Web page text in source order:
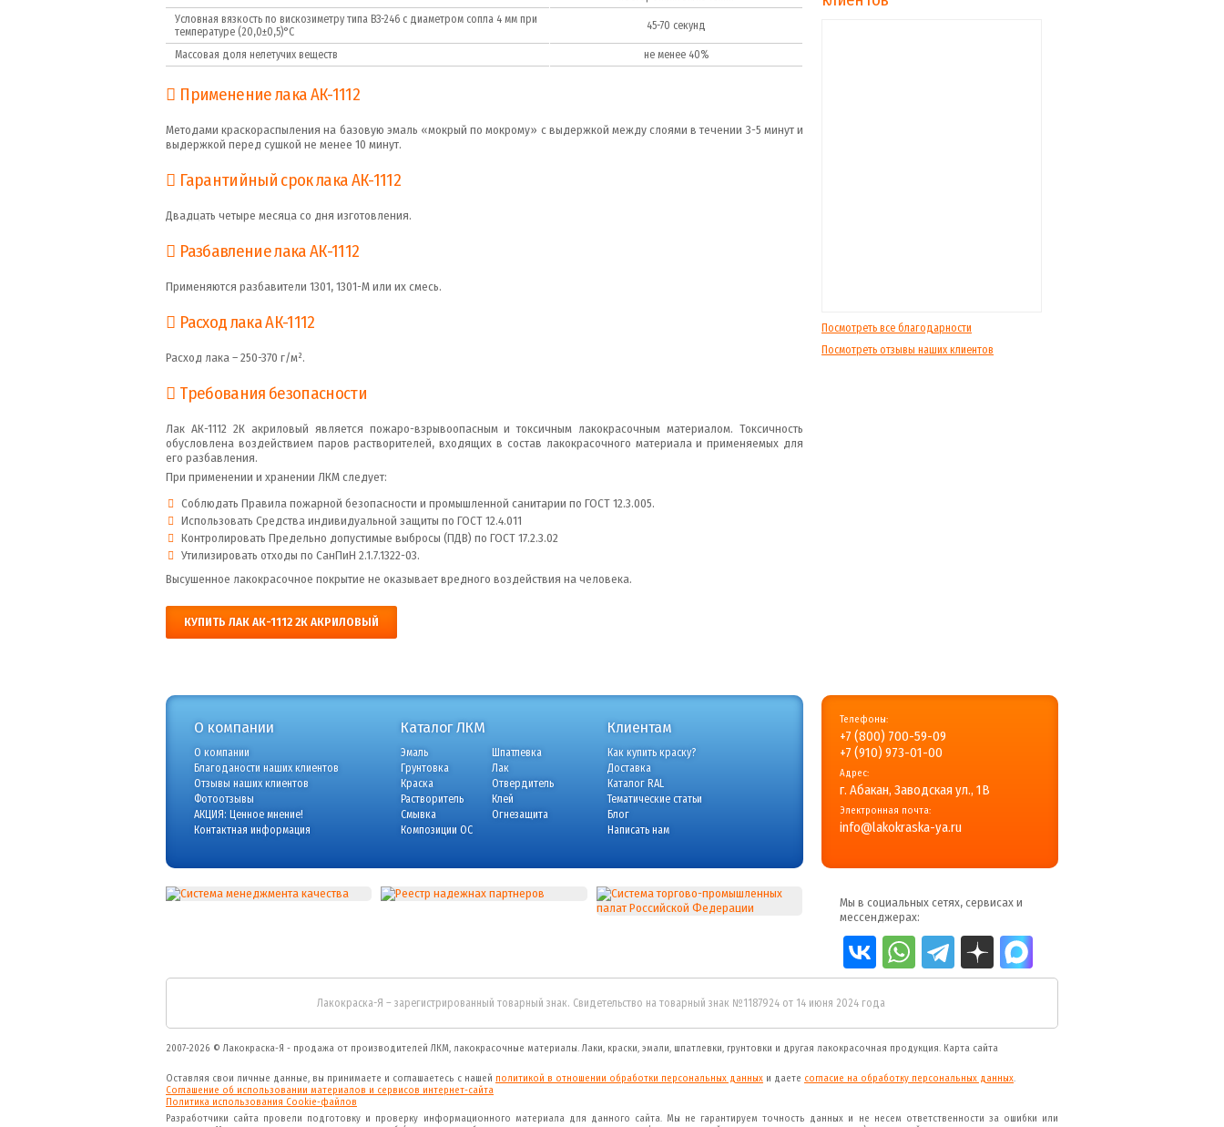
Условная вязкость по вискозиметру типа ВЗ-246 с диаметром сопла 4 мм при
температуре (20,0±0,5)°С
45-70 секунд
Массовая доля нелетучих веществ не менее 40%
Применение лака АК-1112
Методами краскораспыления на базовую эмаль «мокрый по мокрому» с выдержкой между слоями в течении 3-5 минут и
выдержкой перед сушкой не менее 10 минут.
Гарантийный срок лака АК-1112
Двадцать четыре месяца со дня изготовления.
Разбавление лака АК-1112
Применяются разбавители 1301, 1301-М или их смесь.
Расход лака АК-1112
Расход лака – 250-370 г/м².
Требования безопасности
Лак АК-1112 2К акриловый является пожаро-взрывоопасным и токсичным лакокрасочным материалом. Токсичность
обусловлена воздействием паров растворителей, входящих в состав лакокрасочного материала и применяемых для
его разбавления.
При применении и хранении ЛКМ следует:
Соблюдать Правила пожарной безопасности и промышленной санитарии по ГОСТ 12.3.005.
Использовать Средства индивидуальной защиты по ГОСТ 12.4.011
Контролировать Предельно допустимые выбросы (ПДВ) по ГОСТ 17.2.3.02
Утилизировать отходы по СанПиН 2.1.7.1322-03.
Высушенное лакокрасочное покрытие не оказывает вредного воздействия на человека.
КУПИТЬ ЛАК АК-1112 2К АКРИЛОВЫЙ
Посмотреть все благодарности
Посмотреть отзывы наших клиентов
О компании
О компании
Благоданости наших клиентов
Отзывы наших клиентов
Фотоотзывы
АКЦИЯ: Ценное мнение!
Контактная информация
Каталог ЛКМ
Эмаль
Шпатлевка
Грунтовка
Лак
Краска
Отвердитель
Растворитель
Клей
Смывка
Огнезащита
Композиции ОС
Клиентам
Как купить краску?
Доставка
Каталог RAL
Тематические статьи
Блог
Написать нам
Телефоны:
+7 (800) 700-59-09
+7 (910) 973-01-00
Адрес:
г. Абакан, Заводская ул., 1В
Электронная почта:
info@lakokraska-ya.ru
Мы в социальных сетях, сервисах и
мессенджерах:
Лакокраска-Я – зарегистрированный товарный знак. Свидетельство на товарный знак №1187924 от 14 июня 2024 года
2007-2026 © Лакокраска-Я - продажа от производителей ЛКМ, лакокрасочные материалы. Лаки, краски, эмали, шпатлевки, грунтовки и другая лакокрасочная продукция. Карта сайта
Оставляя свои личные данные, вы принимаете и соглашаетесь с нашей политикой в отношении обработки персональных данных и даете cогласие на обработку персональных данных.
Соглашение об использовании материалов и сервисов интернет-сайта
Политика использования Cookie-файлов
Разработчики сайта провели подготовку и проверку информационного материала для данного сайта. Мы не гарантируем точность данных и не несем ответственности за ошибки или